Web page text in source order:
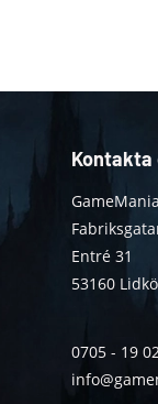
Kontakta
Entré 31
53160
0705 - 19